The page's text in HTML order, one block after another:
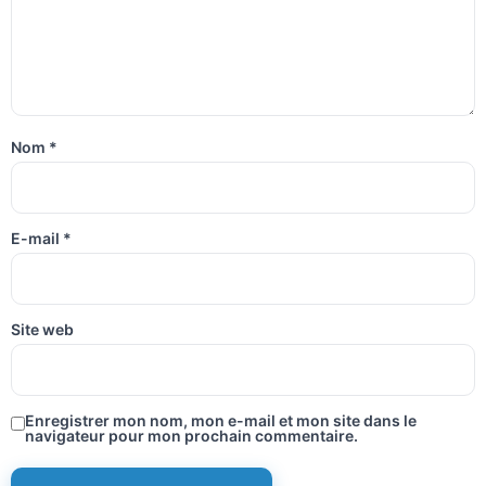
Nom *
E-mail *
Site web
Enregistrer mon nom, mon e-mail et mon site dans le
navigateur pour mon prochain commentaire.